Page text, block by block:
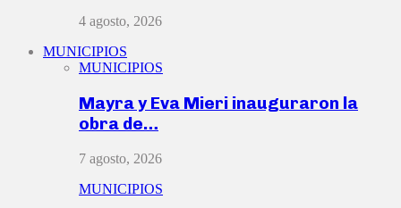
4 agosto, 2026
MUNICIPIOS
MUNICIPIOS
Mayra y Eva Mieri inauguraron la
obra de…
7 agosto, 2026
MUNICIPIOS